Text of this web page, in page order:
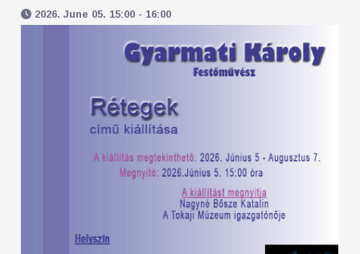
2026. June 05. 15:00 - 16:00